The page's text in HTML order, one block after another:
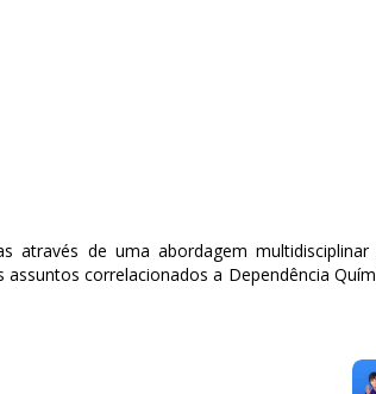
através de uma abordagem multidisciplinar
correlacionados a Dependência